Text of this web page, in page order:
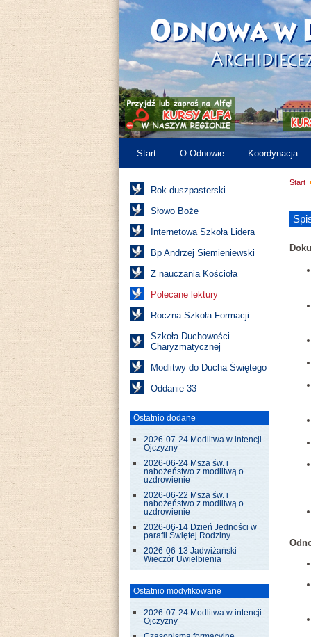
Start O Odnowie Koordynacja
Rok duszpasterski
Słowo Boże
Internetowa Szkoła Lidera
Bp Andrzej Siemieniewski
Z nauczania Kościoła
Polecane lektury
Roczna Szkoła Formacji
Szkoła Duchowości
Charyzmatycznej
Modlitwy do Ducha Świętego
Oddanie 33
Ostatnio dodane
2026-07-24 Modlitwa w intencji
Ojczyzny
2026-06-24 Msza św. i
nabożeństwo z modlitwą o
uzdrowienie
2026-06-22 Msza św. i
nabożeństwo z modlitwą o
uzdrowienie
2026-06-14 Dzień Jedności w
parafii Świętej Rodziny
2026-06-13 Jadwiżański
Wieczór Uwielbienia
Ostatnio modyfikowane
2026-07-24 Modlitwa w intencji
Ojczyzny
Start